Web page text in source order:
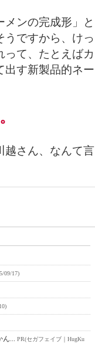
ンの完成形」と
うですから、けっ
て、たとえばカ
出す新製品的ネー
さん、なんて言
09/17)
ん... PR(セガフェイブ｜HugKu